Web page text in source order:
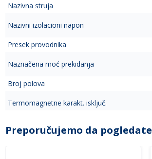
Nazivna struja
Nazivni izolacioni napon
Presek provodnika
Naznačena moć prekidanja
Broj polova
Termomagnetne karakt. isključ.
Preporučujemo da pogledate